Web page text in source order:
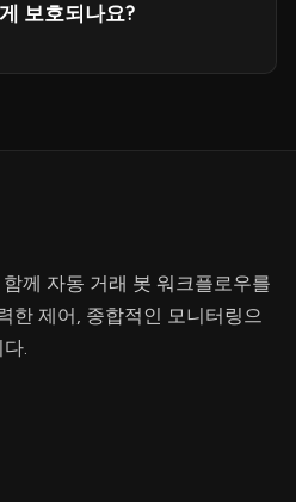
보호되나요?
께 자동 거래 봇 워크플로우를
한 제어, 종합적인 모니터링으
.